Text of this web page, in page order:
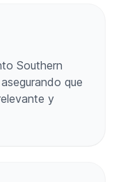
Southern
que
y